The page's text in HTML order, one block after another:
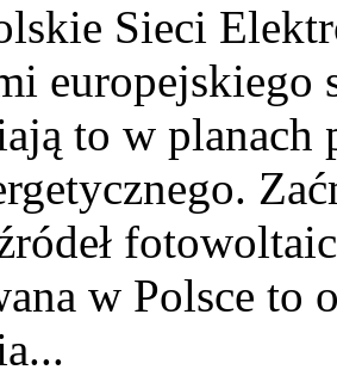
Sieci
europejskiego
to w planach
w Polsce to